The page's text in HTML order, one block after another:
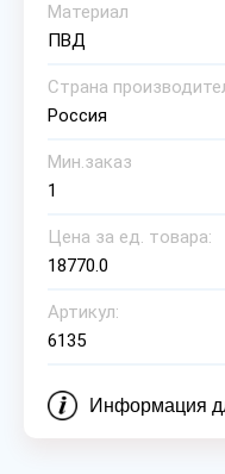
Материал
ПВД
Страна
Россия
Мин.заказ
1
Цена за ед. товара:
18770.0
Артикул:
6135
Информация